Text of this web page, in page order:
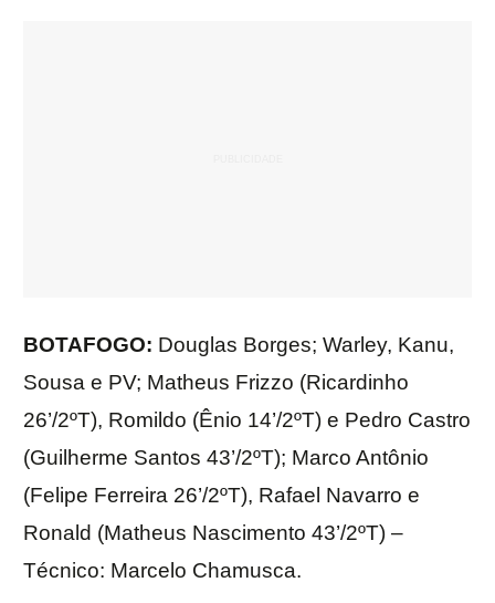
BOTAFOGO: Douglas Borges; Warley, Kanu,
Sousa e PV; Matheus Frizzo (Ricardinho
26’/2ºT), Romildo (Ênio 14’/2ºT) e Pedro Castro
(Guilherme Santos 43’/2ºT); Marco Antônio
(Felipe Ferreira 26’/2ºT), Rafael Navarro e
Ronald (Matheus Nascimento 43’/2ºT) –
Técnico: Marcelo Chamusca.